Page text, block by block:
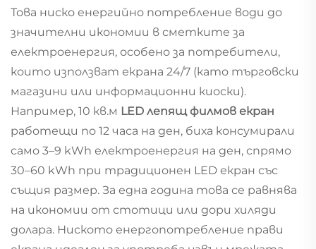
Това ниско енергийно потребление води до
значителни икономии в сметките за
електроенергия, особено за потребители,
които използват екрана 24/7 (като търговски
магазини или информационни киоски).
Например, 10 кв.м LED лепящ филмов екран
работещи по 12 часа на ден, биха консумирали
само 3–9 kWh електроенергия на ден, спрямо
30–60 kWh при традиционен LED екран със
същия размер. За една година това се равнява
на икономии от стотици или дори хиляди
долара. Ниското енергопотребление прави